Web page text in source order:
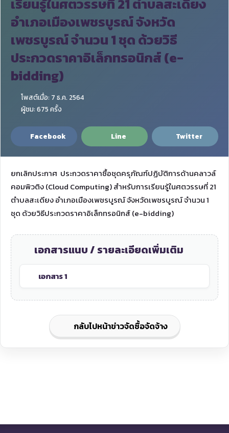
อำเภอเมืองเพชรบูรณ์ จังหวัด
เพชรบูรณ์ จำนวน 1 ชุด ด้วยวิธี
ประกวดราคาอิเล็กทรอนิกส์ (e-
bidding)
โพสต์เมื่อ: 7 ธ.ค. 2564
ผู้ชม: 675 ครั้ง
Facebook Line Twitter
ยกเลิกประกาศ ประกวดราคาซื้อชุดครุภัณฑ์ปฏิบัติการด้านคลาวล์
คอมพิวติง (Cloud Computing) สำหรับการเรียนรู้ในศตวรรษที่ 21
ตำบลสะเดียง อำเภอเมืองเพชรบูรณ์ จังหวัดเพชรบูรณ์ จำนวน 1
ชุด ด้วยวิธีประกวดราคาอิเล็กทรอนิกส์ (e-bidding)
เอกสารแนบ / รายละเอียดเพิ่มเติม
เอกสาร 1
กลับไปหน้าข่าวจัดซื้อจัดจ้าง